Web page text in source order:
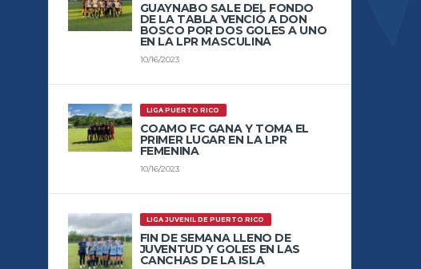
GUAYNABO SALE DEL FONDO
DE LA TABLA VENCIÓ A DON
BOSCO POR DOS GOLES A UNO
EN LA LPR MASCULINA
10/16/2023
LIGA PUERTO RICO
COAMO FC GANA Y TOMA EL
PRIMER LUGAR EN LA LPR
FEMENINA
10/16/2023
LIGA JUVENIL DE PUERTO RICO
FIN DE SEMANA LLENO DE
JUVENTUD Y GOLES EN LAS
CANCHAS DE LA ISLA